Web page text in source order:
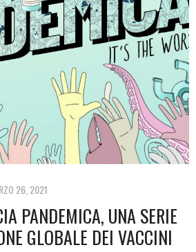
26, 2021
PANDEMICA, UNA SERIE
GLOBALE DEI VACCINI